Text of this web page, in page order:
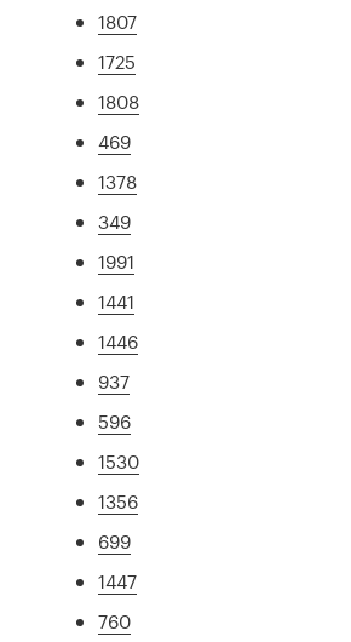
1807
1725
1808
469
1378
349
1991
1441
1446
937
596
1530
1356
699
1447
760